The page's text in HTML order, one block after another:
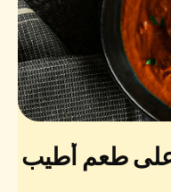
على طعم أطيب